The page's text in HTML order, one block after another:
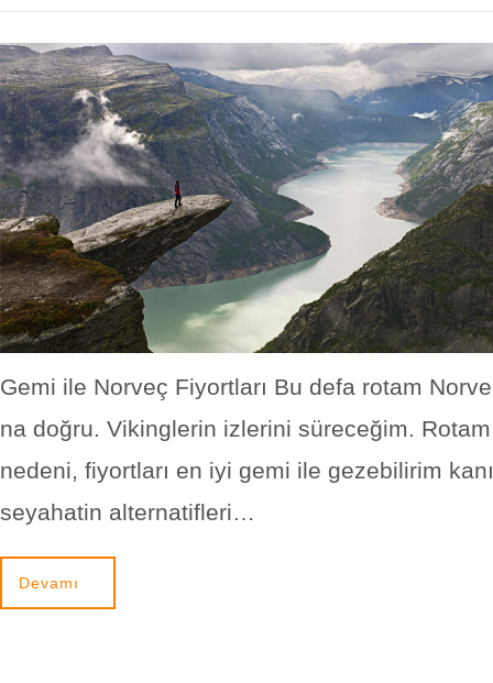
Gemi ile Norveç Fiyortları Bu defa rotam
na doğru. Vikinglerin izlerini süreceğim.
nedeni, fiyortları en iyi gemi ile gezebilirim
seyahatin alternatifleri…
Devamı